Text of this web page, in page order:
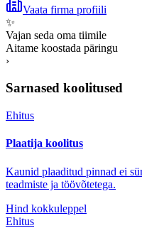
Vaata firma profiili
✨
Vajan seda oma tiimile
Aitame koostada päringu
›
Sarnased koolitused
Ehitus
Plaatija koolitus
Kaunid plaaditud pinnad ei
teadmiste ja töövõtetega.
Hind kokkuleppel
Ehitus